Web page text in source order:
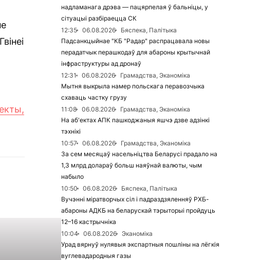
надламанага дрэва — пацярпелая ў бальніцы, у
сітуацыі разбіраецца СК
12:35
06.08.2026
Бяспека, Палітыка
Падсанкцыйнае "КБ "Радар" распрацавала новы
перадатчык перашкодаў для абароны крытычнай
інфраструктуры ад дронаў
12:31
06.08.2026
Грамадства, Эканоміка
Мытня выкрыла намер польскага перавозчыка
схаваць частку грузу
11:08
06.08.2026
Грамадства, Эканоміка
На аб'ектах АПК пашкоджаныя яшчэ дзве адзінкі
тэхнікі
10:57
06.08.2026
Грамадства, Эканоміка
За сем месяцаў насельніцтва Беларусі прадало на
1,3 млрд долараў больш наяўнай валюты, чым
набыло
10:50
06.08.2026
Бяспека, Палітыка
Вучэнні міратворчых сіл і падраздзяленняў РХБ-
абароны АДКБ на беларускай тэрыторыі пройдуць
12–16 кастрычніка
10:04
06.08.2026
Эканоміка
Урад вярнуў нулявыя экспартныя пошліны на лёгкія
вуглевадародныя газы